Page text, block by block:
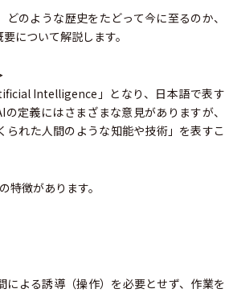
のような歴史をたどって今に至るのか、
について解説します。
Intelligence」となり、日本語で表す
定義にはさまざまな意見がありますが、
られた人間のような知能や技術」を表すこ
徴があります。
よる誘導（操作）を必要とせず、作業を